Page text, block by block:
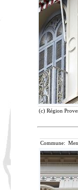
(c) Région
Commune: